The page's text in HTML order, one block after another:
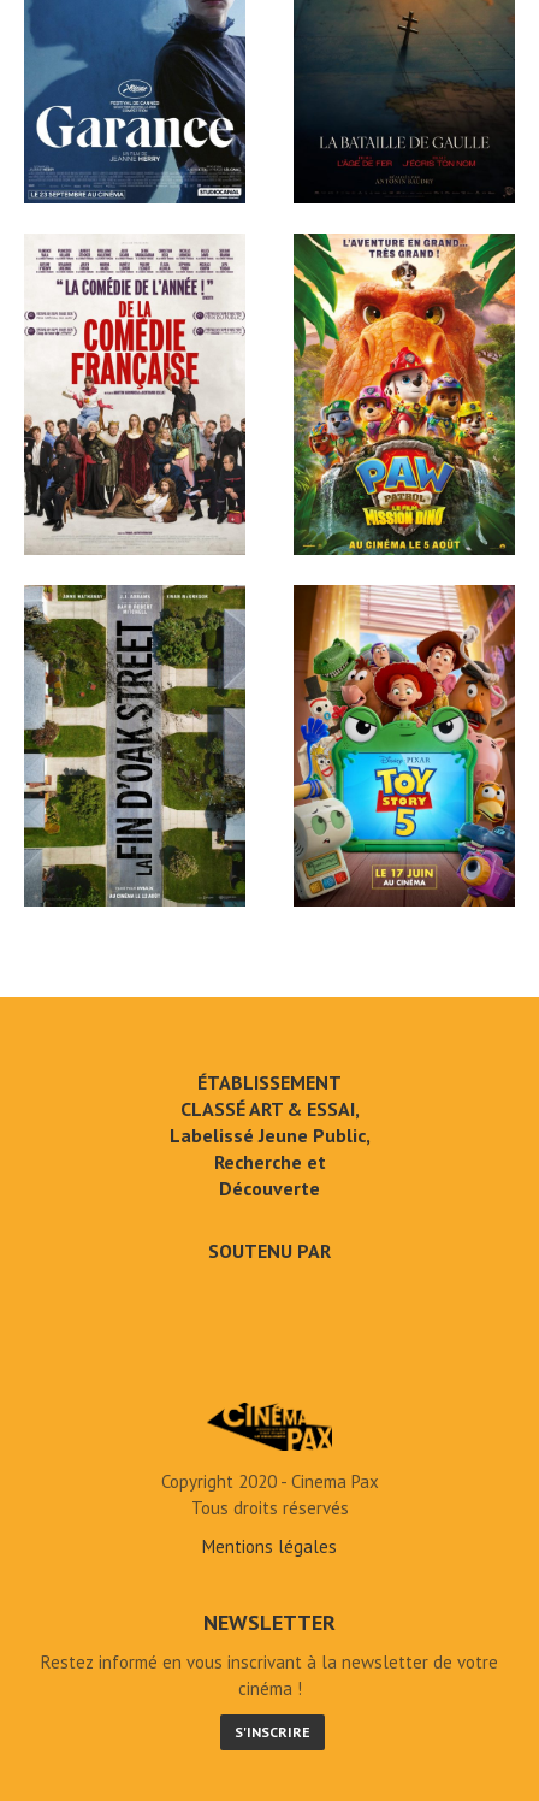
ÉTABLISSEMENT
CLASSÉ ART & ESSAI,
Labelissé Jeune Public,
Recherche et
Découverte
SOUTENU PAR
Copyright 2020 - Cinema Pax
Tous droits réservés
Mentions légales
NEWSLETTER
Restez informé en vous inscrivant à la newsletter de votre
cinéma !
S'INSCRIRE